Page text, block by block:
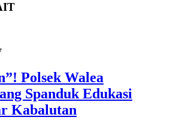
Polsek Walea
Spanduk Edukasi
Kabalutan